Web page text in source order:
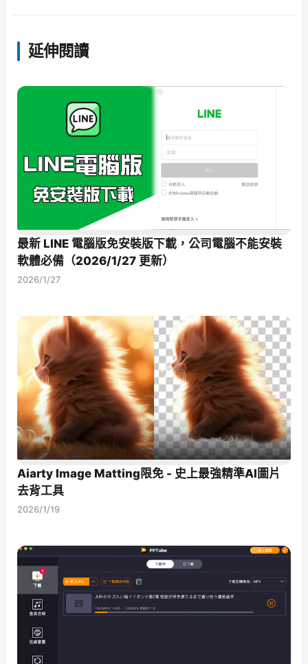
延伸閱讀
最新 LINE 電腦版免安裝版下載，公司電腦不能安裝
軟體必備（2026/1/27 更新）
2026/1/27
Aiarty Image Matting限免 - 史上最強精準AI圖片
去背工具
2026/1/19